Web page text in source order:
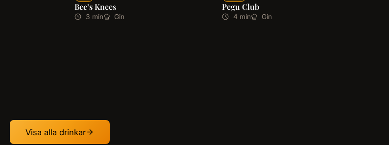
Bee’s Knees
3 min Gin
Pegu Club
4 min Gin
Visa alla drinkar